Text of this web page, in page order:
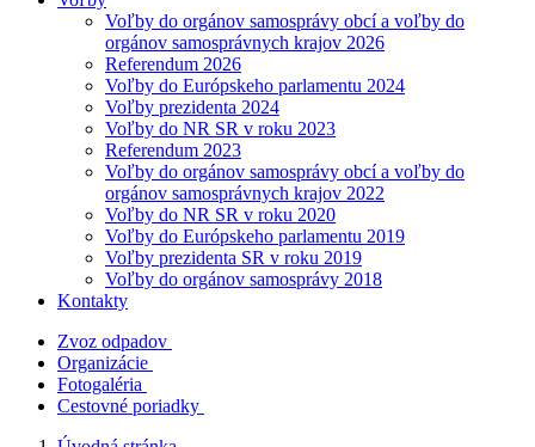
Voľby do orgánov samosprávy obcí a voľby do
orgánov samosprávnych krajov 2026
Referendum 2026
Voľby do Európskeho parlamentu 2024
Voľby prezidenta 2024
Voľby do NR SR v roku 2023
Referendum 2023
Voľby do orgánov samosprávy obcí a voľby do
orgánov samosprávnych krajov 2022
Voľby do NR SR v roku 2020
Voľby do Európskeho parlamentu 2019
Voľby prezidenta SR v roku 2019
Voľby do orgánov samosprávy 2018
Kontakty
Zvoz odpadov
Organizácie
Fotogaléria
Cestovné poriadky